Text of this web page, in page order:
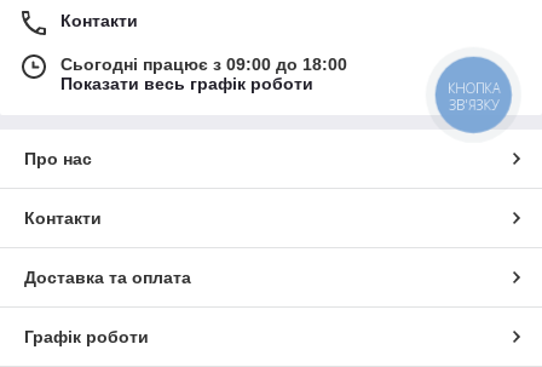
Контакти
Сьогодні працює з 09:00 до 18:00
Показати весь графік роботи
Про нас
Контакти
Доставка та оплата
Графік роботи
КНОПКА
ЗВ'ЯЗКУ